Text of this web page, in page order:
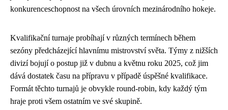
konkurenceschopnost na všech úrovních mezinárodního hokeje.
Kvalifikační turnaje probíhají v různých termínech během
sezóny předcházející hlavnímu mistrovství světa. Týmy z nižších
divizí bojují o postup již v dubnu a květnu roku 2025, což jim
dává dostatek času na přípravu v případě úspěšné kvalifikace.
Formát těchto turnajů je obvykle round-robin, kdy každý tým
hraje proti všem ostatním ve své skupině.